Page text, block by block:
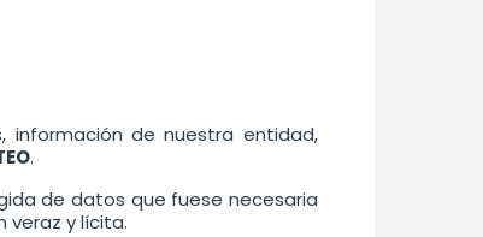
información de nuestra entidad,
.
de datos que fuese necesaria
veraz y lícita.